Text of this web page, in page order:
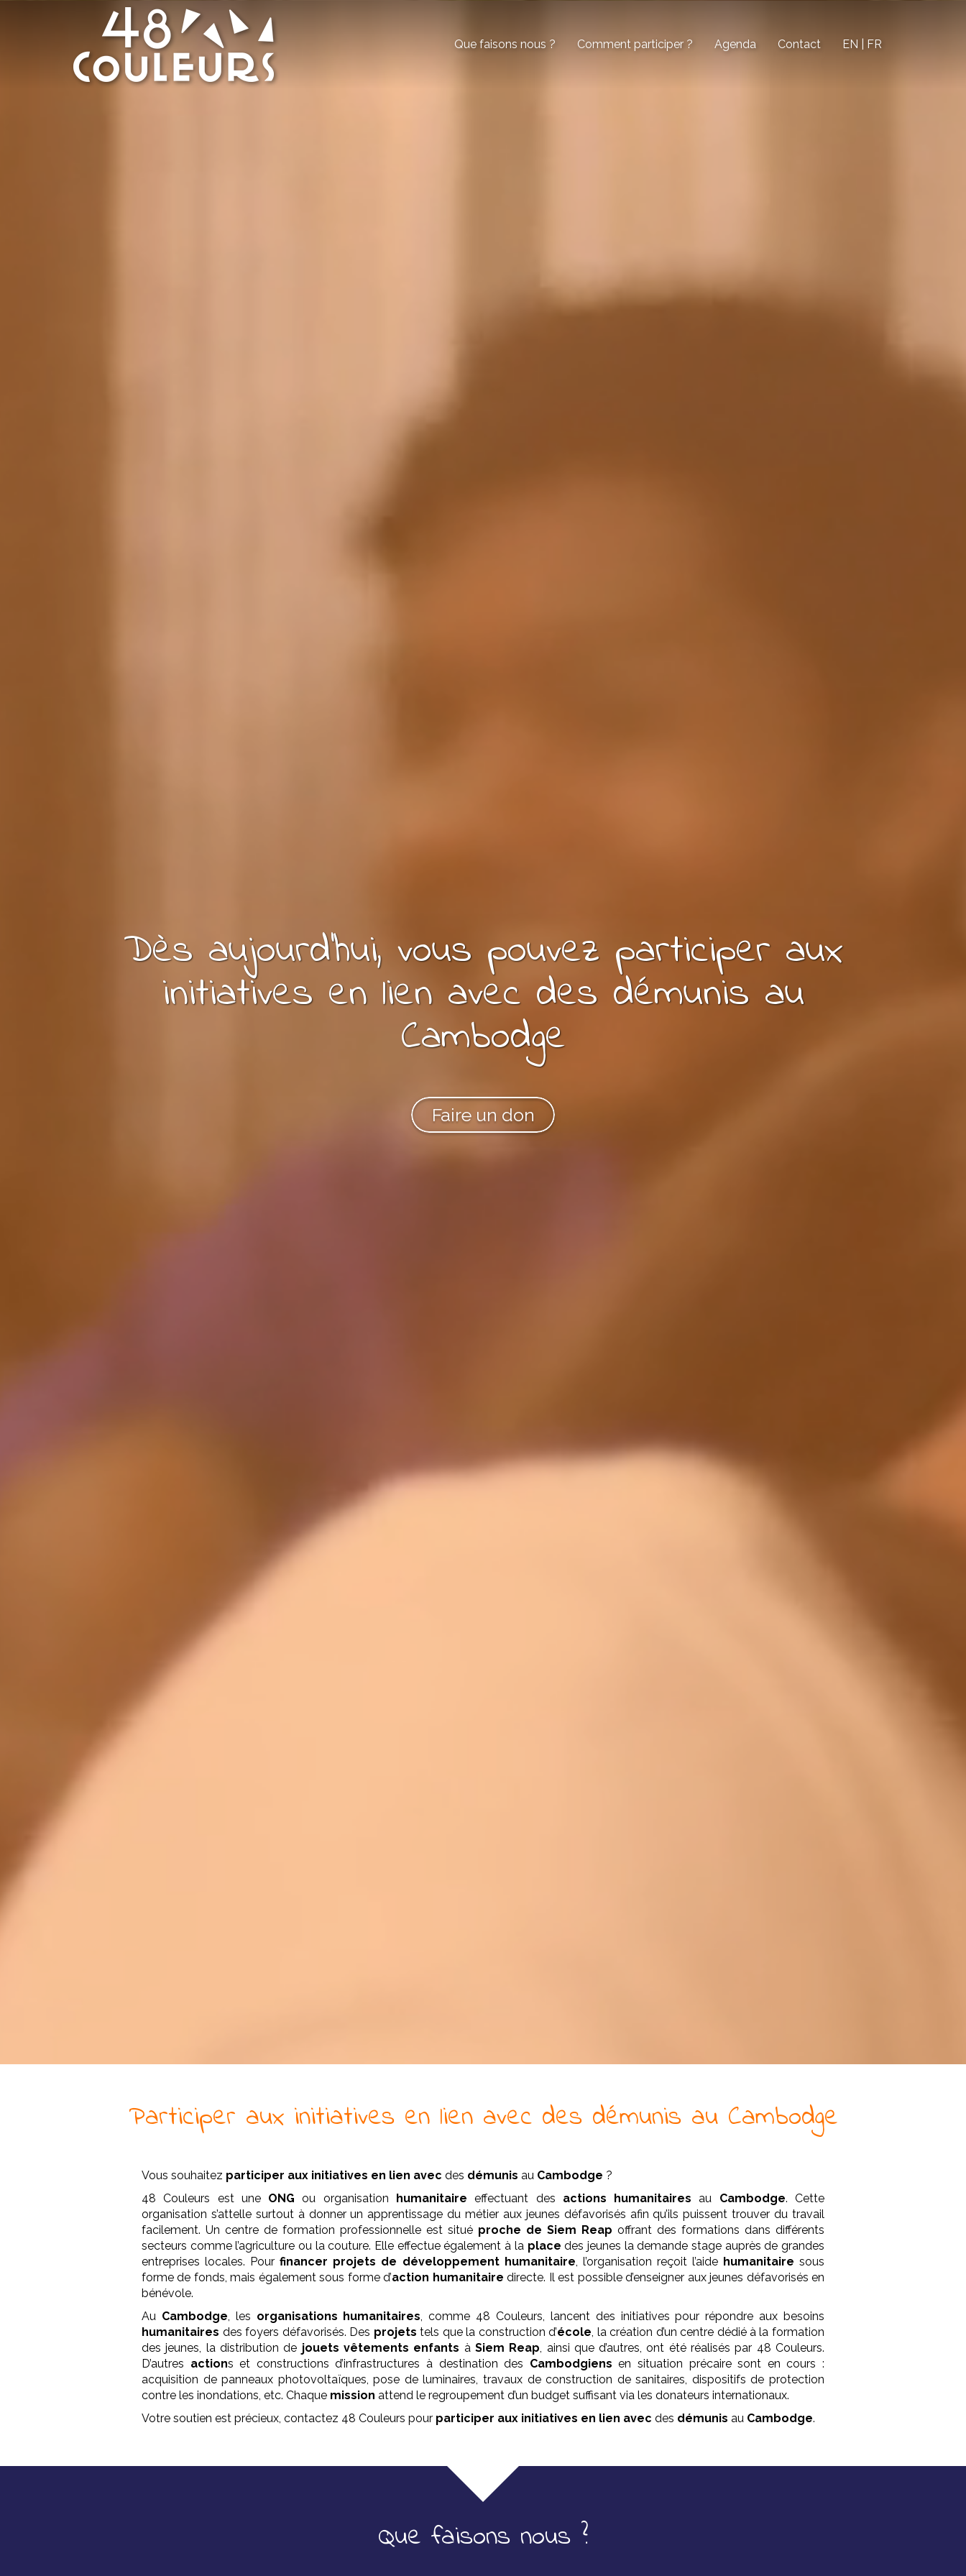
Que faisons nous ? Comment participer ? Agenda Contact EN | FR
Dès aujourd'hui, vous pouvez participer aux
initiatives en lien avecdes démunisau
Cambodge
Faire un don
Participer aux initiatives en lien avecdes démunisau Cambodge
Vous souhaitez participer aux initiatives en lien avec des démunis au Cambodge ?
48 Couleurs est une ONG ou organisation humanitaire effectuant des actions humanitaires au Cambodge. Cette
organisation s’attelle surtout à donner un apprentissage du métier aux jeunes défavorisés afin qu’ils puissent trouver du travail
facilement. Un centre de formation professionnelle est situé proche de Siem Reap offrant des formations dans différents
secteurs comme l’agriculture ou la couture. Elle effectue également à la place des jeunes la demande stage auprès de grandes
entreprises locales. Pourfinancer projets de développement humanitaire, l’organisation reçoit l’aide humanitaire sous
forme de fonds, mais également sous forme d’action humanitaire directe. Il est possible d’enseigner aux jeunes défavorisés en
bénévole.
Au Cambodge, les organisations humanitaires, comme 48 Couleurs, lancent des initiatives pour répondre aux besoins
humanitaires des foyers défavorisés. Des projets tels que la construction d’école, la création d’un centre dédié à la formation
des jeunes, la distribution de jouets vêtements enfants à Siem Reap, ainsi que d’autres, ont été réalisés par 48 Couleurs.
D’autres actions et constructions d’infrastructures à destination des Cambodgiens en situation précaire sont en cours :
acquisition de panneaux photovoltaïques, pose de luminaires, travaux de construction de sanitaires, dispositifs de protection
contre les inondations, etc. Chaque missionattend le regroupement d’un budget suffisant via les donateurs internationaux.
Votre soutien est précieux, contactez 48 Couleurs pour participer aux initiatives en lien avec des démunis au Cambodge.
Que faisons nous ?